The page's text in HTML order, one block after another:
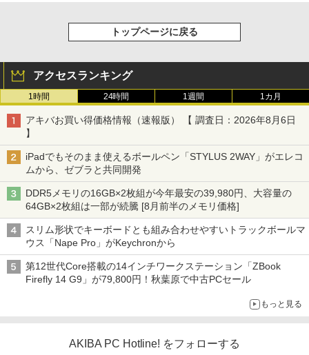
トップページに戻る
アクセスランキング
1時間 24時間 1週間 1カ月
アキバお買い得価格情報（速報版） 【 調査日：2026年8月6日
】
iPadでもそのまま使えるボールペン「STYLUS 2WAY」がエレコ
ムから、ゼブラと共同開発
DDR5メモリの16GB×2枚組が今年最安の39,980円、大容量の
64GB×2枚組は一部が続騰 [8月前半のメモリ価格]
スリム形状でキーボードとも組み合わせやすいトラックボールマ
ウス「Nape Pro」がKeychronから
第12世代Core搭載の14インチワークステーション「ZBook
Firefly 14 G9」が79,800円！秋葉原で中古PCセール
もっと見る
AKIBA PC Hotline! をフォローする